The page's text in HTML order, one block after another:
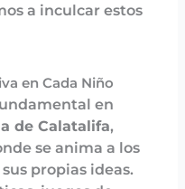
a inculcar estos
en Cada Niño
en
de Calatalifa,
se anima a los
propias ideas.